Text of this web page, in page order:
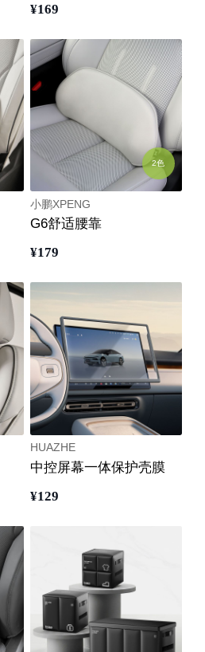
¥169
2色
小鹏XPENG
G6舒适腰靠
¥179
HUAZHE
中控屏幕一体保护壳膜
¥129